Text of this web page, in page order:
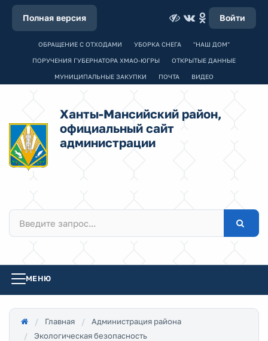
Полная версия Войти
ОБРАЩЕНИЕ С ОТХОДАМИ УБОРКА СНЕГА "НАШ ДОМ"
ПОРУЧЕНИЯ ГУБЕРНАТОРА ХМАО-ЮГРЫ ОТКРЫТЫЕ ДАННЫЕ
МУНИЦИПАЛЬНЫЕ ЗАКУПКИ ПОЧТА ВИДЕО
Ханты-Мансийский район,
официальный сайт
администрации
МЕНЮ
Главная
Администрация района
Экологическая безопасность